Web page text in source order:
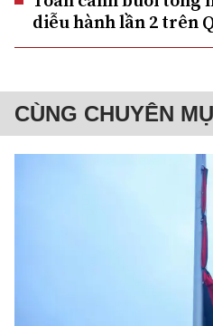
diễu hành lần 2 trên
CÙNG CHUYÊN